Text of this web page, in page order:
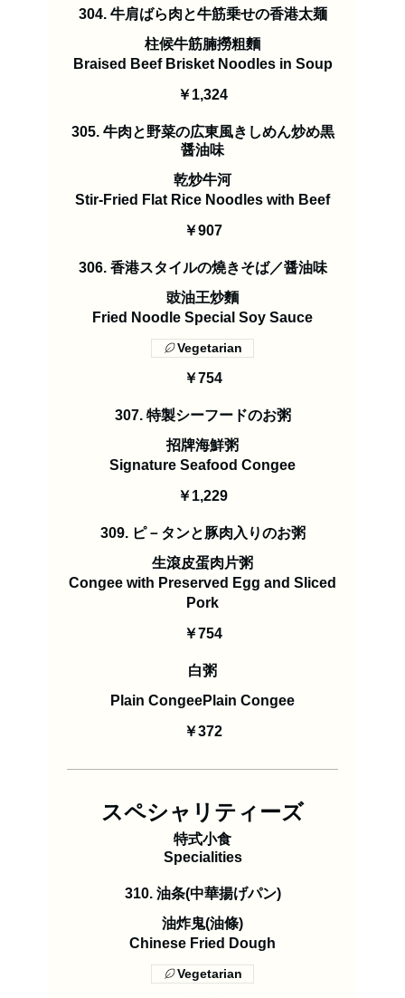
304. 牛肩ばら肉と牛筋乗せの香港太麺
柱候牛筋腩撈粗麵
Braised Beef Brisket Noodles in Soup
￥1,324
305. 牛肉と野菜の広東風きしめん炒め黒
醤油味
乾炒牛河
Stir-Fried Flat Rice Noodles with Beef
￥907
306. 香港スタイルの燒きそば／醤油味
豉油王炒麵
Fried Noodle Special Soy Sauce
￥754
Vegetarian
307. 特製シーフードのお粥
招牌海鮮粥
Signature Seafood Congee
￥1,229
309. ピ－タンと豚肉入りのお粥
生滾皮蛋肉片粥
Congee with Preserved Egg and Sliced
Pork
￥754
白粥
Plain CongeePlain Congee
￥372
スペシャリティーズ
特式小食
Specialities
310. 油条(中華揚げパン)
油炸鬼(油條)
Chinese Fried Dough
Vegetarian